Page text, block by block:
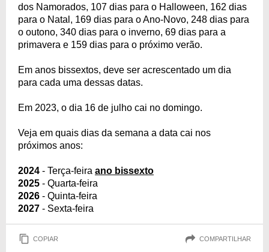
dos Namorados, 107 dias para o Halloween, 162 dias
para o Natal, 169 dias para o Ano-Novo, 248 dias para
o outono, 340 dias para o inverno, 69 dias para a
primavera e 159 dias para o próximo verão.
Em anos bissextos, deve ser acrescentado um dia
para cada uma dessas datas.
Em 2023, o dia 16 de julho cai no domingo.
Veja em quais dias da semana a data cai nos
próximos anos:
2024 - Terça-feira ano bissexto
2025 - Quarta-feira
2026 - Quinta-feira
2027 - Sexta-feira
COPIAR COMPARTILHAR